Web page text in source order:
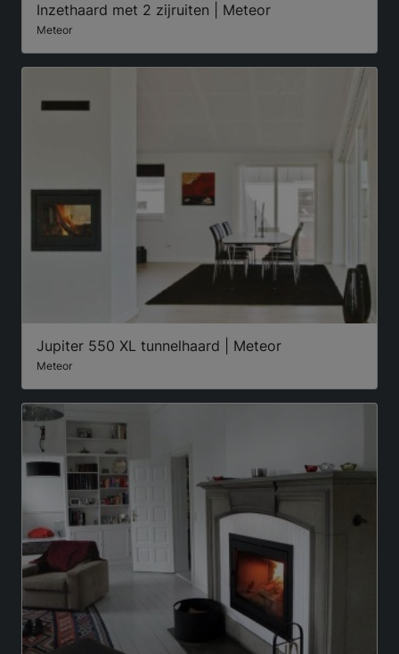
Inzethaard met 2 zijruiten | Meteor
Meteor
Jupiter 550 XL tunnelhaard | Meteor
Meteor